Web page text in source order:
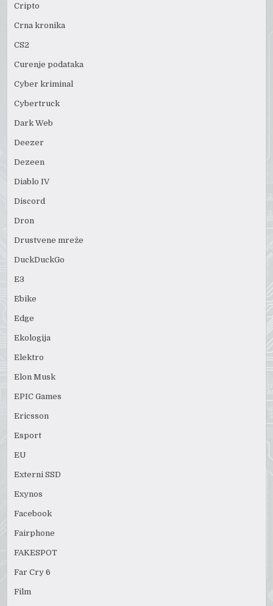
Cripto
Crna kronika
CS2
Curenje podataka
Cyber kriminal
Cybertruck
Dark Web
Deezer
Dezeen
Diablo IV
Discord
Dron
Drustvene mreže
DuckDuckGo
E3
Ebike
Edge
Ekologija
Elektro
Elon Musk
EPIC Games
Ericsson
Esport
EU
Externi SSD
Exynos
Facebook
Fairphone
FAKESPOT
Far Cry 6
Film